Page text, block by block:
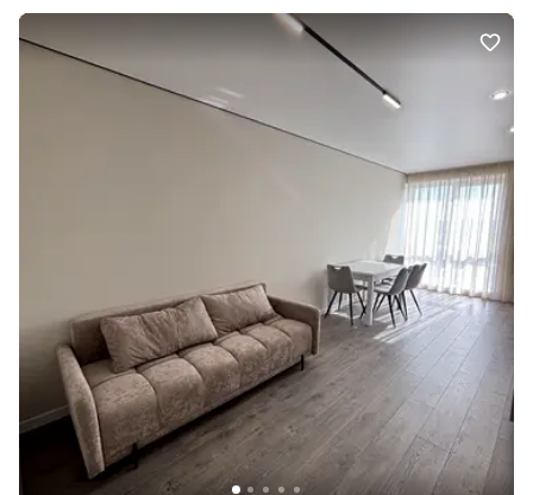
зручний для вас час. 066 412 54 98 Марія АН «Рівненська оселя»